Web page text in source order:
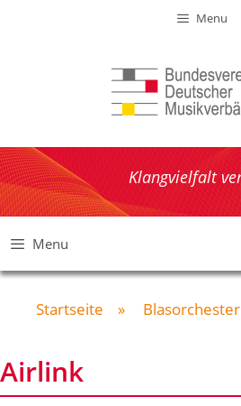
Menu
Klangvielfalt
Menu
Startseite » Blasorchester
Airlink